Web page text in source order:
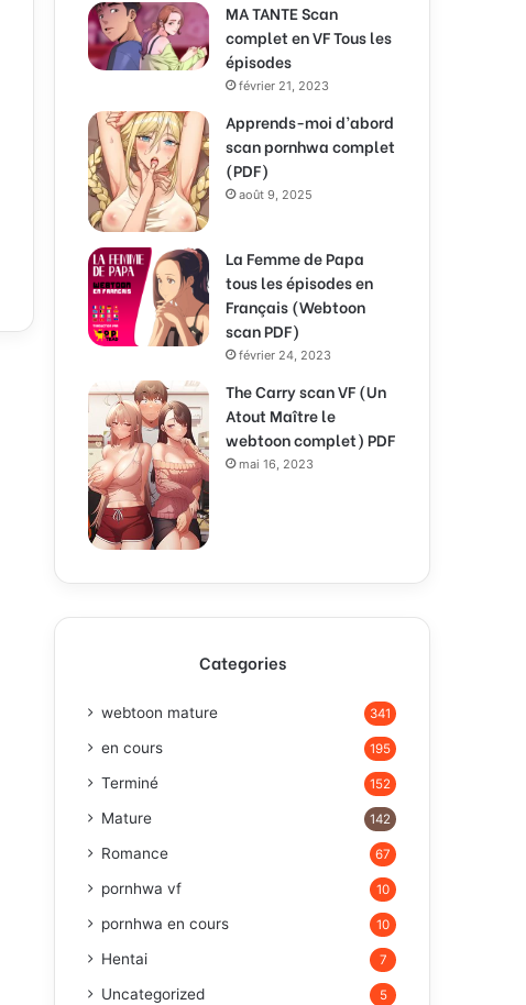
MA TANTE Scan
complet en VF Tous les
épisodes
février 21, 2023
Apprends-moi d’abord
scan pornhwa complet
(PDF)
août 9, 2025
La Femme de Papa
tous les épisodes en
Français (Webtoon
scan PDF)
février 24, 2023
The Carry scan VF (Un
Atout Maître le
webtoon complet) PDF
mai 16, 2023
Categories
webtoon mature 341
en cours 195
Terminé 152
Mature 142
Romance 67
pornhwa vf 10
pornhwa en cours 10
Hentai 7
Uncategorized 5